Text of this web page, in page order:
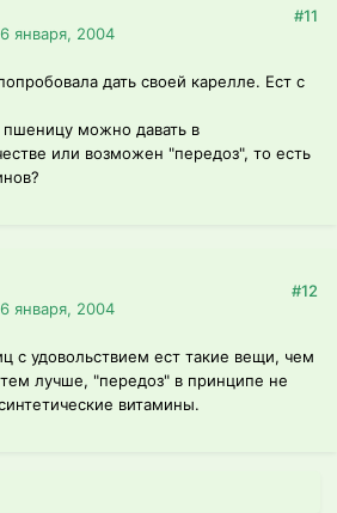
6 января, 2004
#11
дать своей карелле. Ест с
можно давать в
или возможен "передоз", то есть
6 января, 2004
#12
с удовольствием ест такие вещи, чем
лучше, "передоз" в принципе не
витамины.